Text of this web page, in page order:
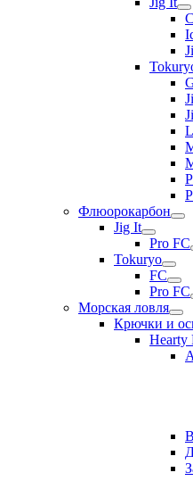
Флюорокарбон
Jig It
Pro FC
Tokuryo
FC
Pro FC
Морская ловля
Крючки и
Hearty